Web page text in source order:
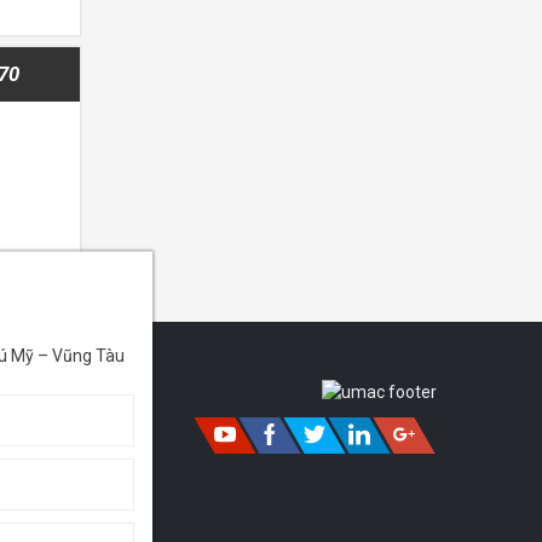
Mỹ – Vũng Tàu
tư từ
động